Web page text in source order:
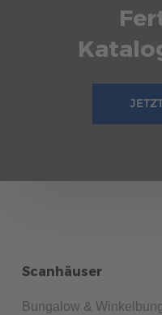
Scanhäuser
Bungalow &